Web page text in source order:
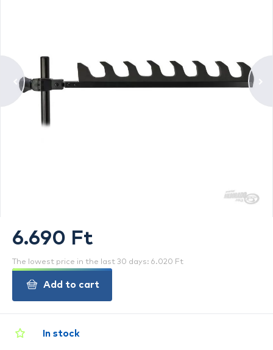
In stock
6.690 Ft
The lowest price in the last 30 days: 6.020 Ft
Add to cart